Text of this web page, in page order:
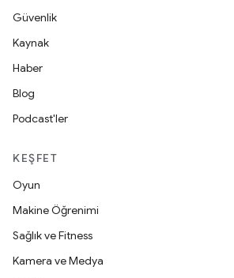
Güvenlik
Kaynak
Haber
Blog
Podcast'ler
KEŞFET
Oyun
Makine Öğrenimi
Sağlık ve Fitness
Kamera ve Medya